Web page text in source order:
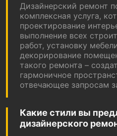
Дизайнерский ремонт
комплексная услуга,
проектирование
выполнение всех
работ, установку
декорирование
такого ремонта –
гармоничное
отвечающее запросам
Какие стили вы
дизайнерского